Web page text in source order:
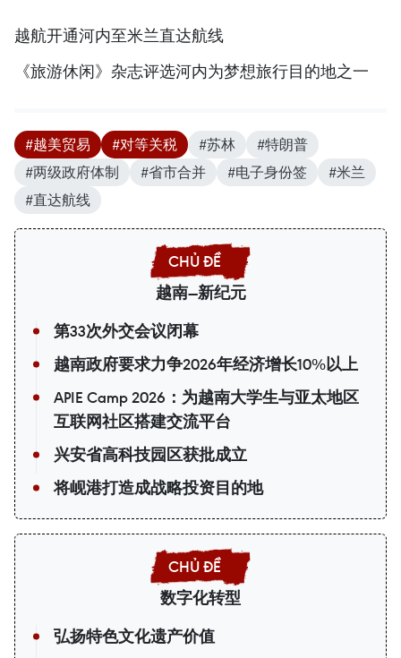
越航开通河内至米兰直达航线
《旅游休闲》杂志评选河内为梦想旅行目的地之一
#越美贸易 #对等关税 #苏林
#特朗普
#两级政府体制
#省市合并 #电子身份签
#米兰
#直达航线
越南—新纪元
第33次外交会议闭幕
越南政府要求力争2026年经济增长10%以上
APIE Camp 2026：为越南大学生与亚太地区
互联网社区搭建交流平台
兴安省高科技园区获批成立
将岘港打造成战略投资目的地
数字化转型
弘扬特色文化遗产价值